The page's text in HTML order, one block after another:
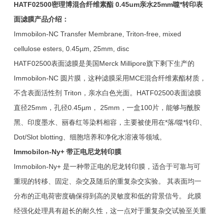
HATF02500密理博混合纤维素酯 0.45um亲水25mm噬*转印表
面滤膜产品介绍：
Immobilon-NC Transfer Membrane, Triton-free, mixed
cellulose esters, 0.45µm, 25mm, disc
HATF02500表面滤膜是美国Merck Millipore旗下剩下生产的
Immobilon-NC 圆片膜，这种滤膜采用MCE混合纤维素酯材质，
不含表面活性剂 Triton，亲水白色光面。HATF02500表面滤膜
直径25mm，孔径0.45µm， 25mm，一盒100片，能够与酰胺
黑、印度墨水、丽春红等染料相容，主要被使用在*落/噬*转印、
Dot/Slot blotting、细胞培养和净化水溶液等领域。
Immobilon-Ny+ 带正电尼龙转印膜
Immobilon-Ny+ 是一种带正电的尼龙转印膜，适合于可靠与可
重现的转移、固定、杂交及随后的重复杂交实验。 其表面均一
分布的正电荷密度确保得到高的灵敏度和低的背景信号。 此膜
经强化处理具有超长的耐久性，这一点对于重复杂交试验至关重